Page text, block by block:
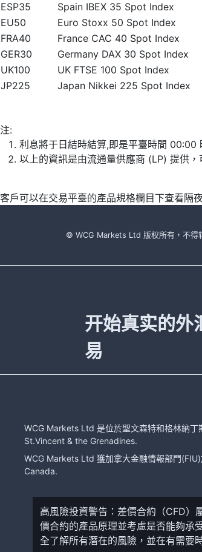
ESP35
Spain IBEX 35 Spot Index
EU50
Euro Stoxx 50 Spot Index
FRA40
France CAC 40 Spot Index
GER30
Germany DAX 30 Spot Index
UK100
UK FTSE 100 Spot Index
JP225
Japan Nikkei 225 Spot Index
注:
利息將于日結時結算,即是平臺時間 00:00
以上的資訊是由流通量供應商 (LP) 提供
客戶可以在交易平臺的產品規格欄目下查看隔
© WCG Markets Ltd 版权所有，不得
开始真实的外
易
WCG Markets Ltd 是位於聖文森特和格林納
St.Vincent & the Grenadines.
WCG Markets Ltd 獲加拿大金融情報部門
Canada.
高風險投資警告：差價合約（CFD）
價合約的產品原理並考慮是否能夠承
全了解所有潛在的風險，並在有需要